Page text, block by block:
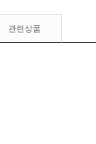
관련상품